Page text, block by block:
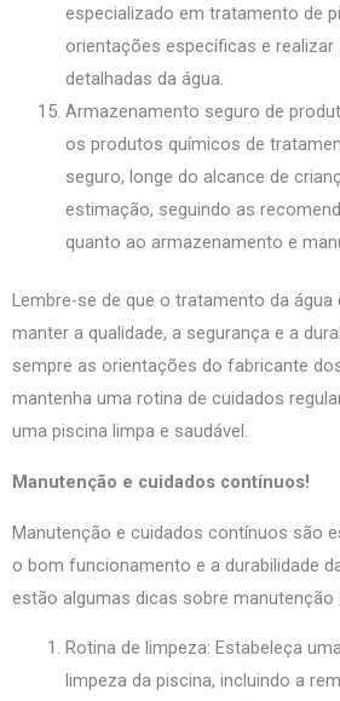
especializado em tratamento de
orientações específicas e realizar
detalhadas da água.
Armazenamento seguro de
os produtos químicos de
seguro, longe do alcance de
estimação, seguindo as
quanto ao armazenamento e
Lembre-se de que o tratamento da
manter a qualidade, a segurança e a
sempre as orientações do fabricante
mantenha uma rotina de cuidados
uma piscina limpa e saudável.
Manutenção e cuidados contínuos!
Manutenção e cuidados contínuos são
o bom funcionamento e a durabilidade
estão algumas dicas sobre
Rotina de limpeza: Estabeleça
limpeza da piscina, incluindo a